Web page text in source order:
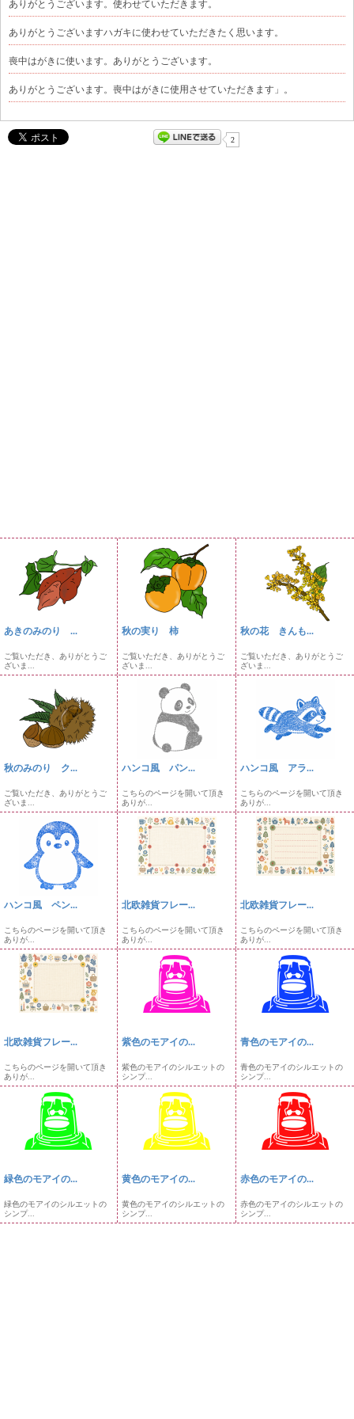
ありがとうございます。使わせていただきます。
ありがとうございますハガキに使わせていただきたく思います。
喪中はがきに使います。ありがとうございます。
ありがとうございます。喪中はがきに使用させていただきます」。
2
あきのみのり ...
ご覧いただき、ありがとうご
ざいま...
秋の実り 柿
ご覧いただき、ありがとうご
ざいま...
秋の花 きんも...
ご覧いただき、ありがとうご
ざいま...
秋のみのり ク...
ご覧いただき、ありがとうご
ざいま...
ハンコ風 パン...
こちらのページを開いて頂き
ありが...
ハンコ風 アラ...
こちらのページを開いて頂き
ありが...
ハンコ風 ペン...
こちらのページを開いて頂き
ありが...
北欧雑貨フレー...
こちらのページを開いて頂き
ありが...
北欧雑貨フレー...
こちらのページを開いて頂き
ありが...
北欧雑貨フレー...
こちらのページを開いて頂き
ありが...
紫色のモアイの...
紫色のモアイのシルエットの
シンプ...
青色のモアイの...
青色のモアイのシルエットの
シンプ...
緑色のモアイの...
緑色のモアイのシルエットの
シンプ...
黄色のモアイの...
黄色のモアイのシルエットの
シンプ...
赤色のモアイの...
赤色のモアイのシルエットの
シンプ...